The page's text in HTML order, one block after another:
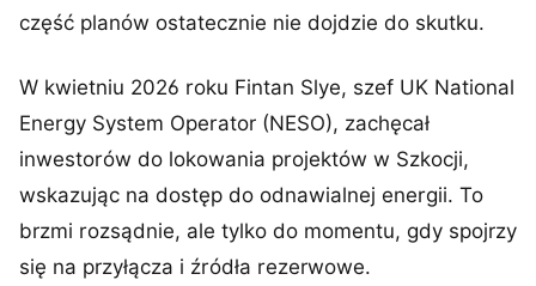
część planów ostatecznie nie dojdzie do skutku.
W kwietniu 2026 roku Fintan Slye, szef UK National
Energy System Operator (NESO), zachęcał
inwestorów do lokowania projektów w Szkocji,
wskazując na dostęp do odnawialnej energii. To
brzmi rozsądnie, ale tylko do momentu, gdy spojrzy
się na przyłącza i źródła rezerwowe.